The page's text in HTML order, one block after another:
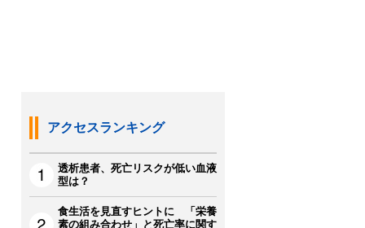
アクセスランキング
透析患者、死亡リスクが低い血液
型は？
食生活を見直すヒントに 「栄養
素の組み合わせ」と死亡率に関す